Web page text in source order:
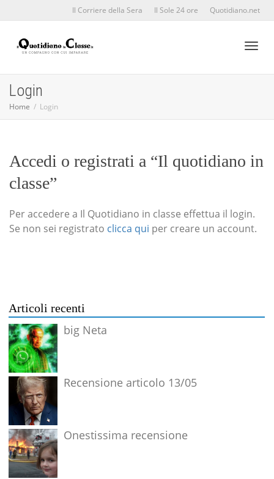
Il Corriere della Sera Il Sole 24 ore Quotidiano.net
Login
Home Login
Accedi o registrati a “Il quotidiano in
classe”
Per accedere a Il Quotidiano in classe effettua il login.
Se non sei registrato clicca qui per creare un account.
Articoli recenti
big Neta
Recensione articolo 13/05
Onestissima recensione